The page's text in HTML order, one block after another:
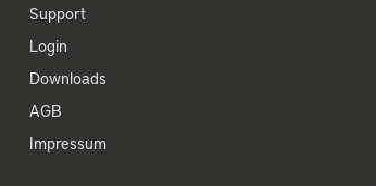
Support
Login
Downloads
AGB
Impressum